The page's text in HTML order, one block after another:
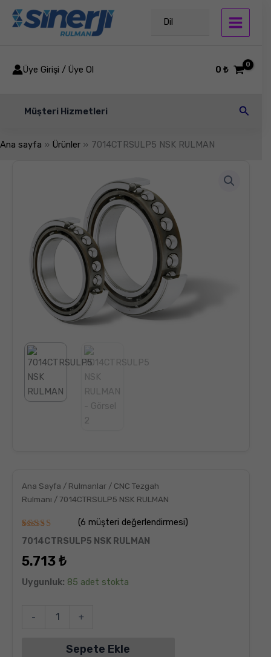
İçeriğe
atla
Dil
Üye Girişi / Üye Ol 0₺
Müşteri Hizmetleri Arama
Ana sayfa Ürünler 7014CTRSULP5 NSK RULMAN
Ana Sayfa / Rulmanlar / CNC Tezgah
Rulmanı / 7014CTRSULP5 NSK RULMAN
6
müşteri
puanına
5
5.00puan
aldı
(6 müşteri değerlendirmesi)
7014CTRSULP5 NSK RULMAN
5.713 ₺
Uygunluk: 85 adet stokta
- +
Sepete Ekle